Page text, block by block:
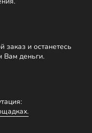
заказ и останетесь
Вам деньги.